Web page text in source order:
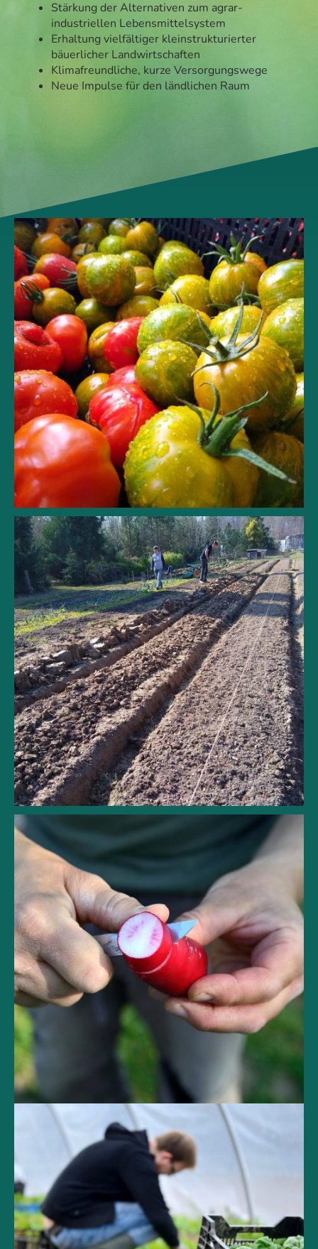
Stärkung der Alternativen zum agrar-
industriellen Lebensmittelsystem
Erhaltung vielfältiger kleinstrukturierter
bäuerlicher Landwirtschaften
Klimafreundliche, kurze Versorgungswege
Neue Impulse für den ländlichen Raum